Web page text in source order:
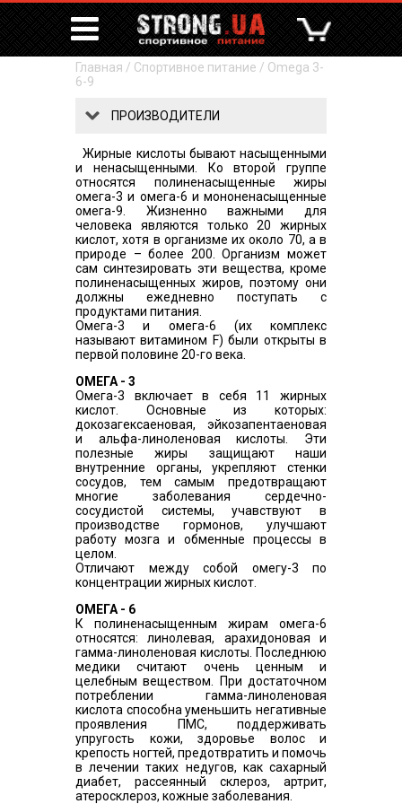
Главная / Спортивное питание / Omega 3-
6-9
ПРОИЗВОДИТЕЛИ
Жирные кислоты бывают насыщенными
и ненасыщенными. Ко второй группе
относятся полиненасыщенные жиры
омега-3 и омега-6 и мононенасыщенные
омега-9. Жизненно важными для
человека являются только 20 жирных
кислот, хотя в организме их около 70, а в
природе – более 200. Организм может
сам синтезировать эти вещества, кроме
полиненасыщенных жиров, поэтому они
должны ежедневно поступать с
продуктами питания.
Омега-3 и омега-6 (их комплекс
называют витамином F) были открыты в
первой половине 20-го века.
ОМЕГА - 3
Омега-3 включает в себя 11 жирных
кислот. Основные из которых:
докозагексаеновая, эйкозапентаеновая
и альфа-линоленовая кислоты. Эти
полезные жиры защищают наши
внутренние органы, укрепляют стенки
сосудов, тем самым предотвращают
многие заболевания сердечно-
сосудистой системы, учавствуют в
производстве гормонов, улучшают
работу мозга и обменные процессы в
целом.
Отличают между собой омегу-3 по
концентрации жирных кислот.
ОМЕГА - 6
К полиненасыщенным жирам омега-6
относятся: линолевая, арахидоновая и
гамма-линоленовая кислоты. Последнюю
медики считают очень ценным и
целебным веществом. При достаточном
потреблении гамма-линоленовая
кислота способна уменьшить негативные
проявления ПМС, поддерживать
упругость кожи, здоровье волос и
крепость ногтей, предотвратить и помочь
в лечении таких недугов, как сахарный
диабет, рассеянный склероз, артрит,
атеросклероз, кожные заболевания.